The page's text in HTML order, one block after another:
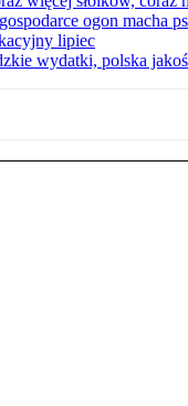
ogon macha
lipiec
wydatki, polska